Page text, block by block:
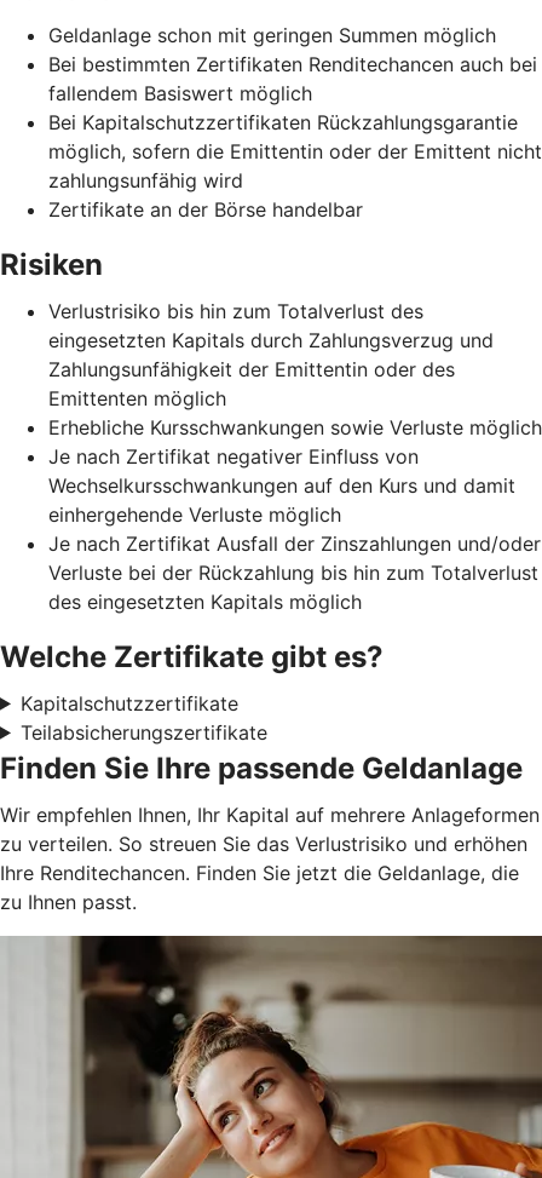
Geldanlage schon mit geringen Summen möglich
Bei bestimmten Zertifikaten Renditechancen auch bei
fallendem Basiswert möglich
Bei Kapitalschutzzertifikaten Rückzahlungsgarantie
möglich, sofern die Emittentin oder der Emittent nicht
zahlungsunfähig wird
Zertifikate an der Börse handelbar
Risiken
Verlustrisiko bis hin zum Totalverlust des
eingesetzten Kapitals durch Zahlungsverzug und
Zahlungsunfähigkeit der Emittentin oder des
Emittenten möglich
Erhebliche Kursschwankungen sowie Verluste möglich
Je nach Zertifikat negativer Einfluss von
Wechselkursschwankungen auf den Kurs und damit
einhergehende Verluste möglich
Je nach Zertifikat Ausfall der Zinszahlungen und/oder
Verluste bei der Rückzahlung bis hin zum Totalverlust
des eingesetzten Kapitals möglich
Welche Zertifikate gibt es?
Kapitalschutzzertifikate
Teilabsicherungszertifikate
Finden Sie Ihre passende Geldanlage
Wir empfehlen Ihnen, Ihr Kapital auf mehrere Anlageformen
zu verteilen. So streuen Sie das Verlustrisiko und erhöhen
Ihre Renditechancen. Finden Sie jetzt die Geldanlage, die
zu Ihnen passt.